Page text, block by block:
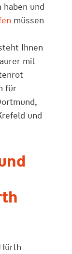
und
müssen
Ihnen
mit
für
und